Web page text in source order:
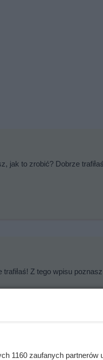
jak to zrobić? Dobrze
Z tego wpisu
1160 zaufanych partnerów